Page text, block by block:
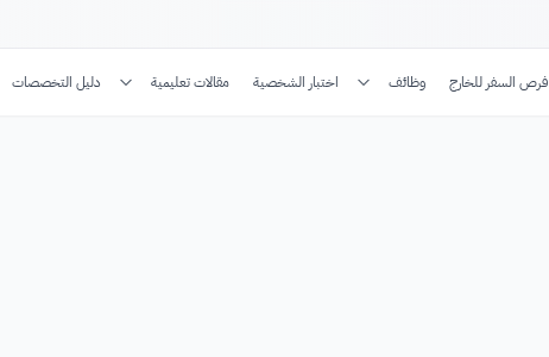
فرص السفر للخارج وظائف اختبار الشخصية مقالات تعليمية دليل التخصصات